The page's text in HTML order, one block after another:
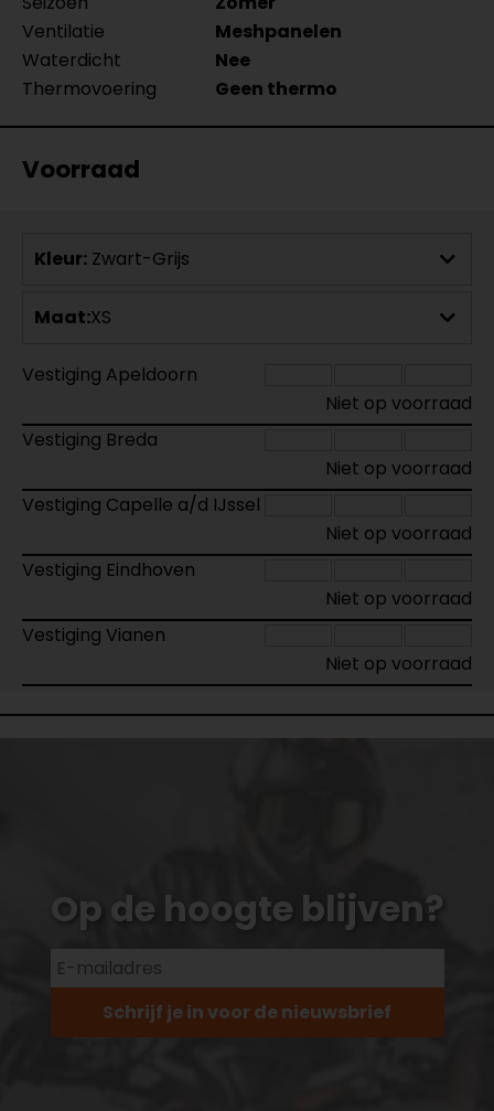
Ventilatie
Meshpanelen
Waterdicht
Nee
Thermovoering
Geen thermo
Voorraad
Kleur: Zwart-Grijs
Maat:XS
Vestiging Apeldoorn
Niet op voorraad
Vestiging Breda
Niet op voorraad
Vestiging Capelle a/d IJssel
Niet op voorraad
Vestiging Eindhoven
Niet op voorraad
Vestiging Vianen
Niet op voorraad
Op de hoogte blijven?
Schrijf je in voor de nieuwsbrief